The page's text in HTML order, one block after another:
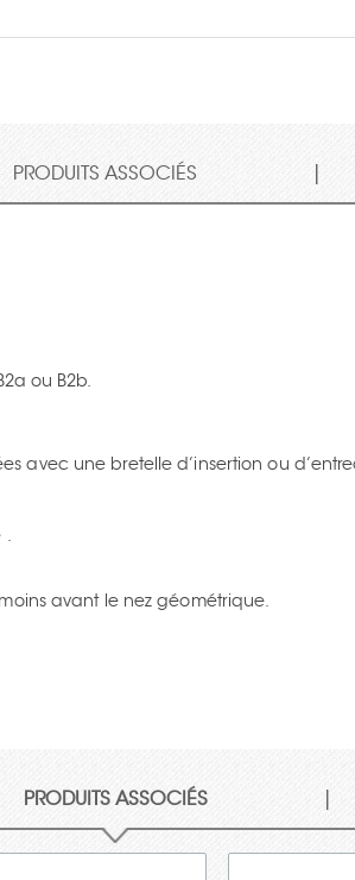
PRODUITS ASSOCIÉS
ou B2b.
avec une bretelle d’insertion ou
.
avant le nez géométrique.
PRODUITS ASSOCIÉS